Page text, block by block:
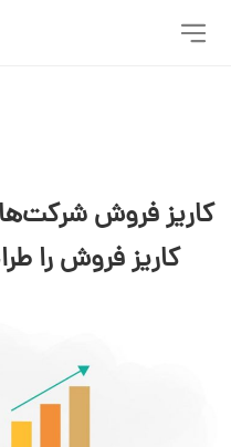
کاریز فروش
کاریز فروش را